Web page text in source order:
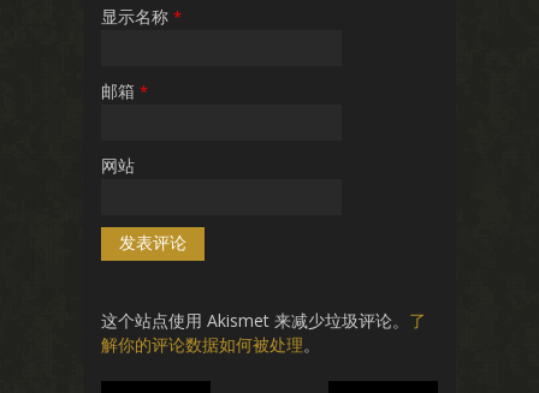
显示名称 *
邮箱 *
网站
这个站点使用 Akismet 来减少垃圾评论。 了
解你的评论数据如何被处理。